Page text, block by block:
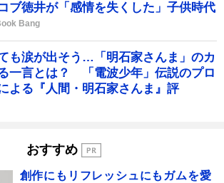
ブ徳井が「感情を失くした」子供時代
Bang
も涙が出そう…「明石家さんま」のカ
一言とは？ 「電波少年」伝説のプロ
よる『人間・明石家さんま』評
おすすめ
創作にもリフレッシュにもガムを愛